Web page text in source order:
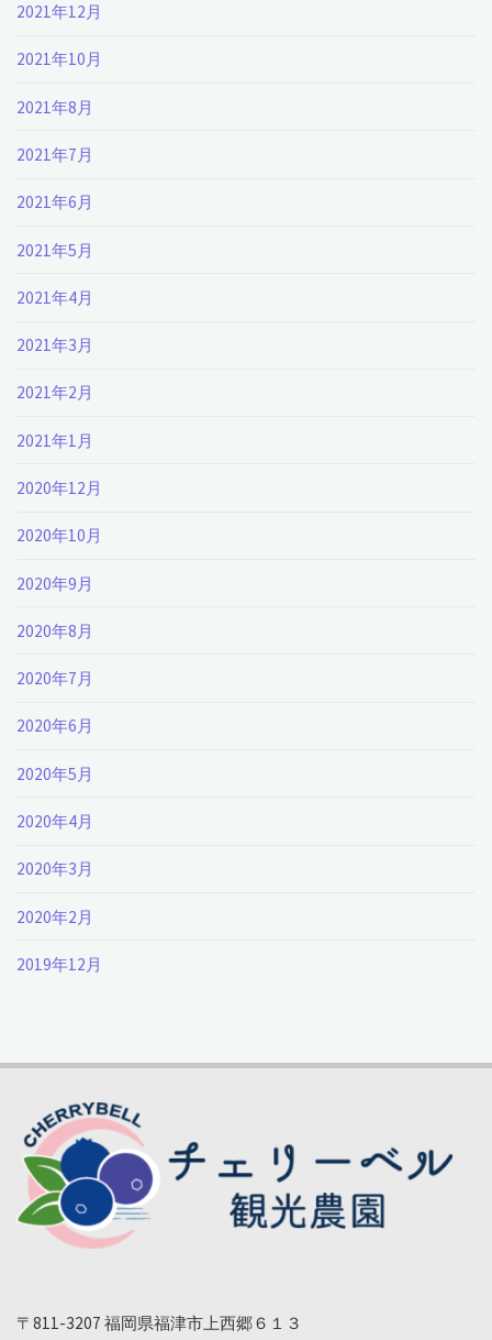
2021年12月
2021年10月
2021年8月
2021年7月
2021年6月
2021年5月
2021年4月
2021年3月
2021年2月
2021年1月
2020年12月
2020年10月
2020年9月
2020年8月
2020年7月
2020年6月
2020年5月
2020年4月
2020年3月
2020年2月
2019年12月
〒811-3207 福岡県福津市上西郷６１３